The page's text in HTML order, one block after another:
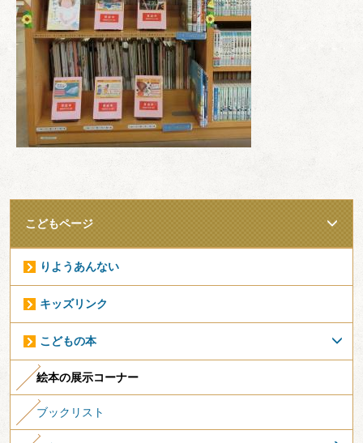
こどもページ
りようあんない
キッズリンク
こどもの本
絵本の展示コーナー
ブックリスト